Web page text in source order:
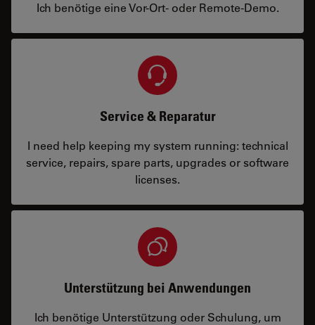
Ich benötige eine Vor-Ort- oder Remote-Demo.
Service & Reparatur
I need help keeping my system running: technical
service, repairs, spare parts, upgrades or software
licenses.
Unterstützung bei Anwendungen
Ich benötige Unterstützung oder Schulung, um